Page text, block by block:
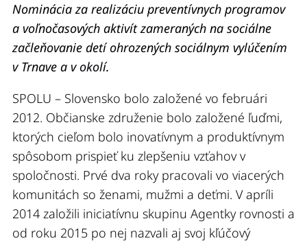
Nominácia za realizáciu preventívnych programov
a voľnočasových aktivít zameraných na sociálne
začleňovanie detí ohrozených sociálnym vylúčením
v Trnave a v okolí.
SPOLU – Slovensko bolo založené vo februári
2012. Občianske združenie bolo založené ľuďmi,
ktorých cieľom bolo inovatívnym a produktívnym
spôsobom prispieť ku zlepšeniu vzťahov v
spoločnosti. Prvé dva roky pracovali vo viacerých
komunitách so ženami, mužmi a deťmi. V apríli
2014 založili iniciatívnu skupinu Agentky rovnosti a
od roku 2015 po nej nazvali aj svoj kľúčový